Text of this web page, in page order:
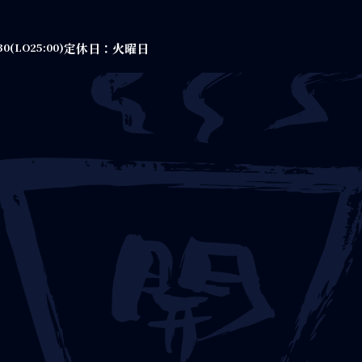
定休日：火曜日